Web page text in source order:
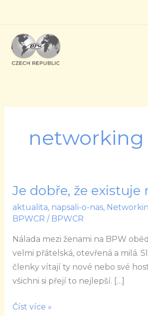
obsah
networking
Je dobře, že existuje
aktualita, napsali-o-nas,
BPWCR / BPWCR
Nálada mezi ženami na BPW
velmi přátelská, otevřená a milá.
členky vítají ty nové nebo své
všichni si přejí to nejlepší. […]
Je
dobře,
že
naděje
Číst více »